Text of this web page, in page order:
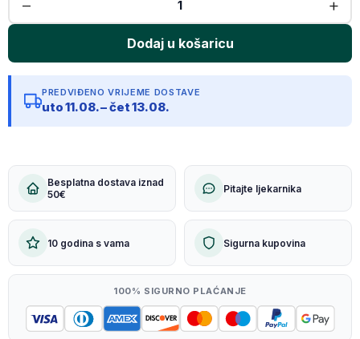
PREDVIĐENO VRIJEME DOSTAVE
uto 11.08. – čet 13.08.
Besplatna dostava iznad
50€
Pitajte ljekarnika
10 godina s vama Sigurna kupovina
100% SIGURNO PLAĆANJE